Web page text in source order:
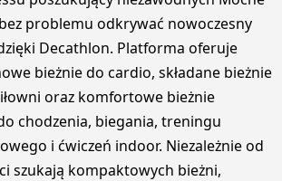
problemu odkrywać nowoczesny
Decathlon. Platforma oferuje
bieżnie do cardio, składane bieżnie
oraz komfortowe bieżnie
chodzenia, biegania, treningu
i ćwiczeń indoor. Niezależnie od
szukają kompaktowych bieżni,